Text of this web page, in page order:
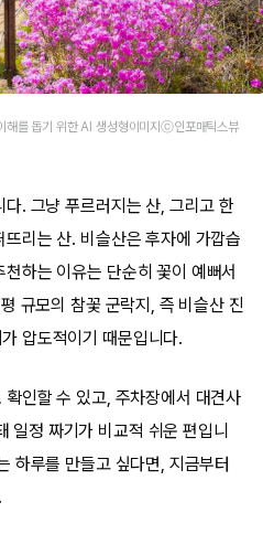
해를 돕기 위한 AI 생성형이미지ⓒ인포매틱스뷰
. 그냥 푸르러지는 산, 그리고 한
리는 산. 비슬산은 후자에 가깝습
하는 이유는 단순히 꽃이 예뻐서
규모의 참꽃 군락지, 즉 비슬산 진
압도적이기 때문입니다.
인할 수 있고, 주차장에서 대견사
일정 짜기가 비교적 쉬운 편입니
하루를 만들고 싶다면, 지금부터